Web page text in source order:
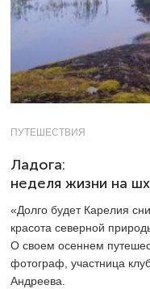
ПУТЕШЕСТВИЯ
Ладога:
неделя жизни на
«Долго будет Карелия
красота северной
О своем осеннем
фотограф, участница
Андреева.